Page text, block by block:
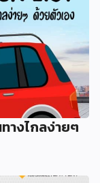
างไกลง่ายๆ